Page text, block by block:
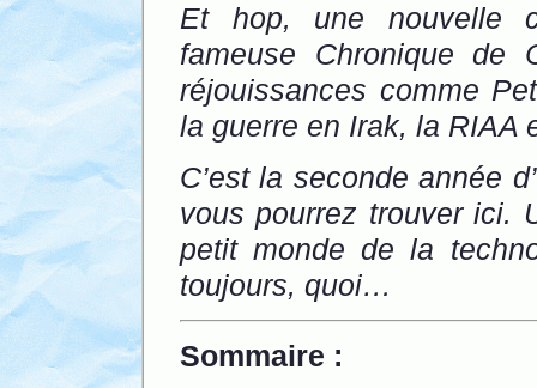
Et hop, une nouvelle
fameuse Chronique de
réjouissances comme
la guerre en Irak, la RIAA
C’est la seconde année
vous pourrez trouver ici.
petit monde de la
toujours, quoi…
Sommaire :